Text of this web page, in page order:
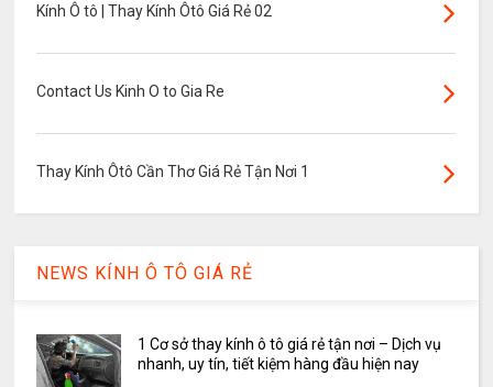
Kính Ô tô | Thay Kính Ôtô Giá Rẻ 02
Contact Us Kinh O to Gia Re
Thay Kính Ôtô Cần Thơ Giá Rẻ Tận Nơi 1
NEWS KÍNH Ô TÔ GIÁ RẺ
1 Cơ sở thay kính ô tô giá rẻ tận nơi – Dịch vụ
nhanh, uy tín, tiết kiệm hàng đầu hiện nay